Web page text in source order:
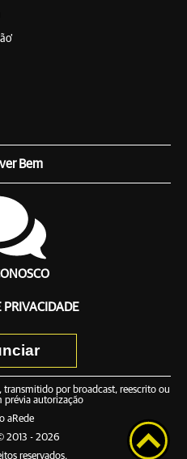
Bem
PRIVACIDADE
transmitido por broadcast, reescrito ou
prévia autorização
aRede
2013 - 2026
reservados.